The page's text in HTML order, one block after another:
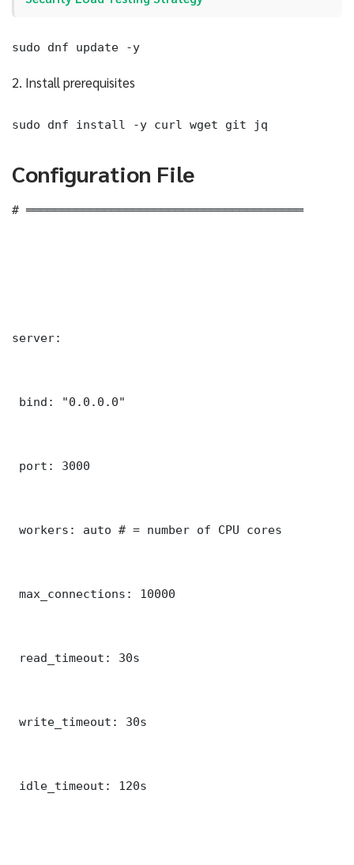
sudo dnf update -y
2. Install prerequisites
sudo dnf install -y curl wget git jq
Configuration File
# ═══════════════════════════════════════
server:
bind: "0.0.0.0"
port: 3000
workers: auto # = number of CPU cores
max_connections: 10000
read_timeout: 30s
write_timeout: 30s
idle_timeout: 120s